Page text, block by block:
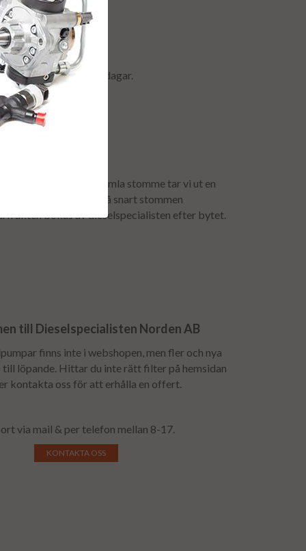
& retur.
ca är 2-5 arbetsdagar.
för att få tillbaka er gamla stomme tar vi ut en
återbetalas så snart stommen
bokas av dieselspecialisten efter bytet.
till Dieselspecialisten Norden AB
finns inte i webshopen, men fler och nya
löpande. Hittar du inte rätt filter på hemsidan
kontakta oss för att erhålla en offert.
via mail & per telefon mellan 8-17.
KONTAKTA OSS